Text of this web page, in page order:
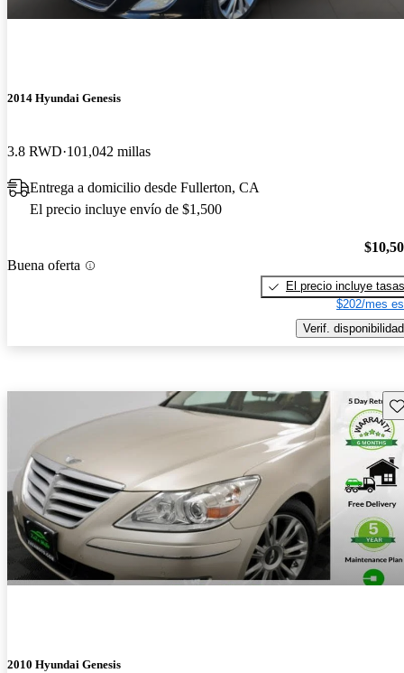
2014 Hyundai Genesis
3.8 RWD 101,042 millas
Entrega a domicilio desde Fullerton, CA
El precio incluye envío de $1,500
Buena oferta
El precio incluye tasas
$202/mes
Verif. disponibilidad
2010 Hyundai Genesis